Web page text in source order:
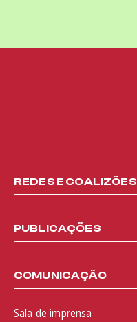
REDES E COALIZÕES
PUBLICAÇÕES
COMUNICAÇÃO
Sala de imprensa